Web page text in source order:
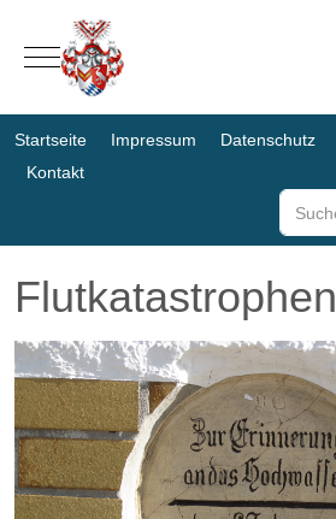
Mobile Menu Toggle
Startseite Impressum Datenschutz
Kontakt
Suchen
Flutkatastrophen